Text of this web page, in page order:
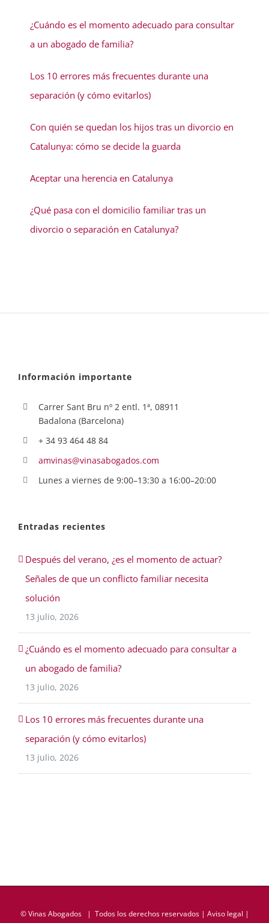
¿Cuándo es el momento adecuado para consultar
a un abogado de familia?
Los 10 errores más frecuentes durante una
separación (y cómo evitarlos)
Con quién se quedan los hijos tras un divorcio en
Catalunya: cómo se decide la guarda
Aceptar una herencia en Catalunya
¿Qué pasa con el domicilio familiar tras un
divorcio o separación en Catalunya?
Información importante
Carrer Sant Bru nº 2 entl. 1ª, 08911
Badalona (Barcelona)
+ 34 93 464 48 84
amvinas@vinasabogados.com
Lunes a viernes de 9:00–13:30 a 16:00–20:00
Entradas recientes
Después del verano, ¿es el momento de actuar?
Señales de que un conflicto familiar necesita
solución
13 julio, 2026
¿Cuándo es el momento adecuado para consultar a
un abogado de familia?
13 julio, 2026
Los 10 errores más frecuentes durante una
separación (y cómo evitarlos)
13 julio, 2026
©Vinas Abogados| Todos los derechos reservados | Aviso legal |